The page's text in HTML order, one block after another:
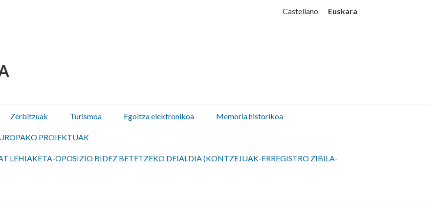
Castellano Euskara
Zerbitzuak Turismoa Egoitza elektronikoa Memoria historikoa
PROIEKTUAK
LEHIAKETA-OPOSIZIO BIDEZ BETETZEKO DEIALDIA (KONTZEJUAK-ERREGISTRO ZIBILA-